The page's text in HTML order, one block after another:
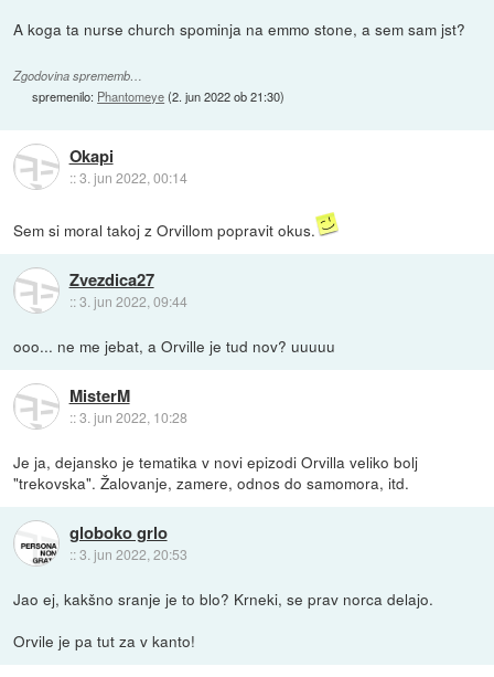
A koga ta nurse church spominja na emmo stone, a sem sam jst?
Zgodovina sprememb…
spremenilo: Phantomeye(2. jun 2022 ob 21:30)
Okapi
::3. jun 2022, 00:14
Sem si moral takoj z Orvillom popravit okus.
Zvezdica27
::3. jun 2022, 09:44
ooo... ne me jebat, a Orville je tud nov? uuuuu
MisterM
::3. jun 2022, 10:28
Je ja, dejansko je tematika v novi epizodi Orvilla veliko bolj
"trekovska". Žalovanje, zamere, odnos do samomora, itd.
globoko grlo
::3. jun 2022, 20:53
Jao ej, kakšno sranje je to blo? Krneki, se prav norca delajo.
Orvile je pa tut za v kanto!